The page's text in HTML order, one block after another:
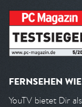
FERNSEHEN
YouTV bietet Dir